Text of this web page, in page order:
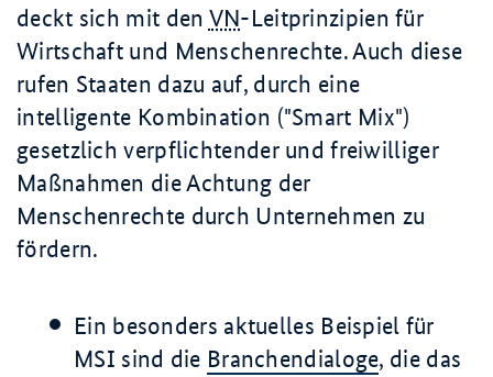
deckt sich mit den VN-Leitprinzipien für
Wirtschaft und Menschenrechte. Auch diese
rufen Staaten dazu auf, durch eine
intelligente Kombination ("Smart Mix")
gesetzlich verpflichtender und freiwilliger
Maßnahmen die Achtung der
Menschenrechte durch Unternehmen zu
fördern.
Ein besonders aktuelles Beispiel für
MSI sind die Branchendialoge, die das